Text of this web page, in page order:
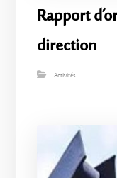
Rapport
direction
Activités